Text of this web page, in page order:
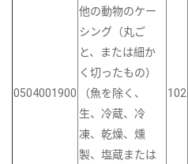
0504001900
他の動物のケー
シング（丸ご
と、または細か
く切ったもの）
（魚を除く、
生、冷蔵、冷
凍、乾燥、燻
製、塩蔵または
102